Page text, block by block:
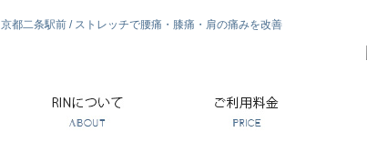
京都二条駅前 / ストレッチで腰痛・膝痛・肩の痛みを改善